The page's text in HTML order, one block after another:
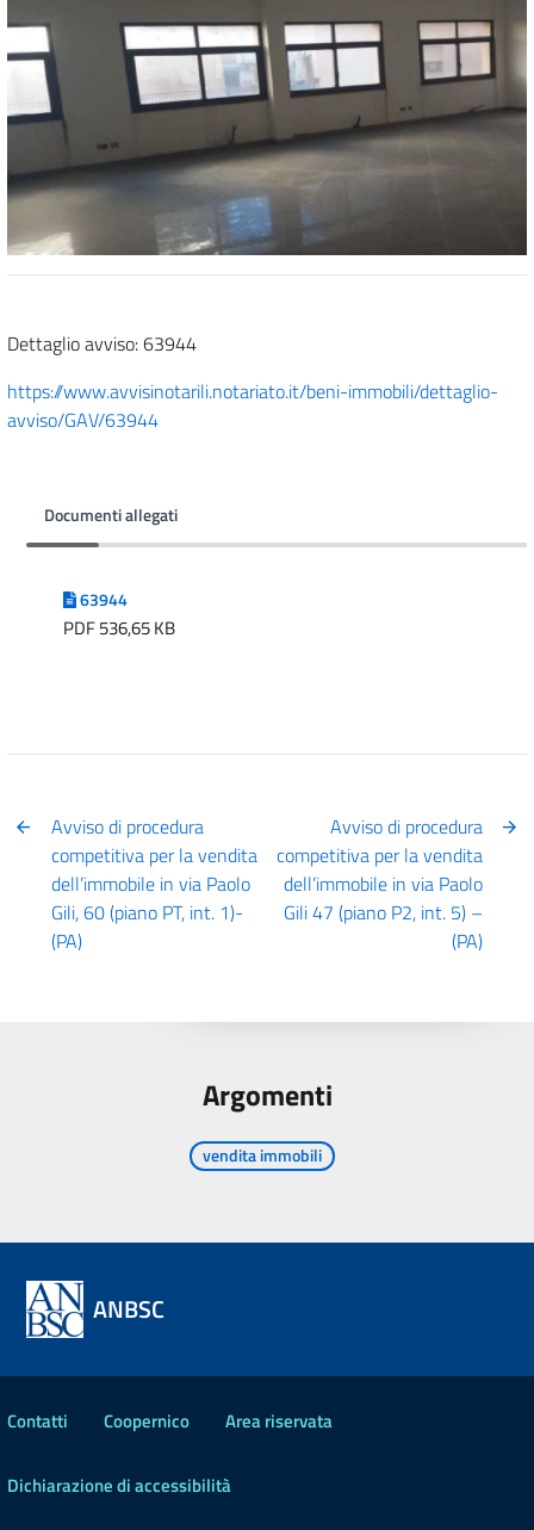
Dettaglio avviso: 63944
https://www.avvisinotarili.notariato.it/beni-immobili/dettaglio-
avviso/GAV/63944
Documenti allegati
63944
PDF 536,65 KB
Avviso di procedura
competitiva per la vendita
dell’immobile in via Paolo
Gili, 60 (piano PT, int. 1)-
(PA)
Avviso di procedura
competitiva per la vendita
dell’immobile in via Paolo
Gili 47 (piano P2, int. 5) –
(PA)
Argomenti
vendita immobili
ANBSC
Contatti Coopernico Area riservata
Dichiarazione di accessibilità